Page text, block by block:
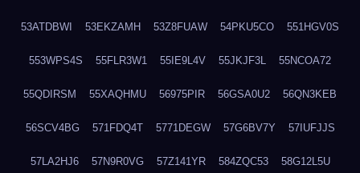
53ATDBWI 53EKZAMH 53Z8FUAW 54PKU5CO 551HGV0S
553WPS4S 55FLR3W1 55IE9L4V 55JKJF3L 55NCOA72
55QDIRSM 55XAQHMU 56975PIR 56GSA0U2 56QN3KEB
56SCV4BG 571FDQ4T 5771DEGW 57G6BV7Y 57IUFJJS
57LA2HJ6 57N9R0VG 57Z141YR 584ZQC53 58G12L5U